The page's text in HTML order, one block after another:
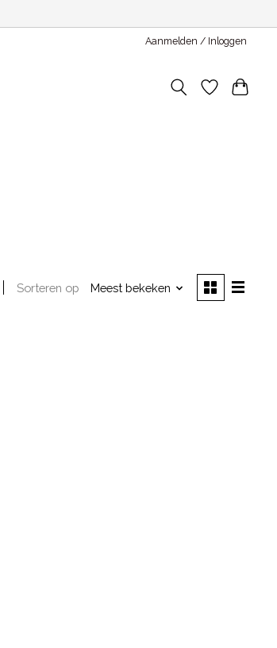
Aanmelden / Inloggen
Sorteren op Meest bekeken